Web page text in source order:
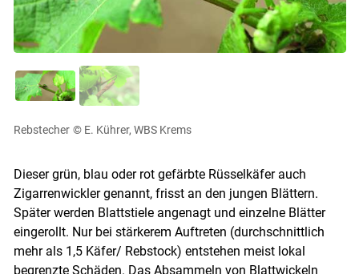
Rebstecher © E. Kührer, WBS Krems
Dieser grün, blau oder rot gefärbte Rüsselkäfer auch
Zigarrenwickler genannt, frisst an den jungen Blättern.
Später werden Blattstiele angenagt und einzelne Blätter
eingerollt. Nur bei stärkerem Auftreten (durchschnittlich
mehr als 1,5 Käfer/ Rebstock) entstehen meist lokal
begrenzte Schäden. Das Absammeln von Blattwickeln